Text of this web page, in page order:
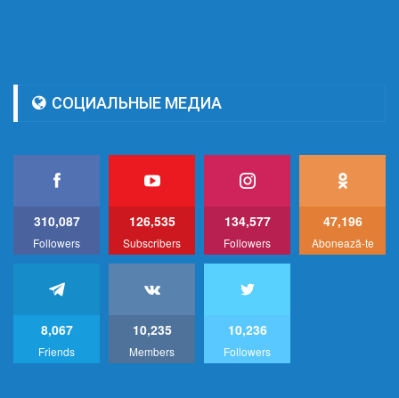
СОЦИАЛЬНЫЕ МЕДИА
310,087
Followers
126,535
Subscribers
134,577
Followers
47,196
Abonează-te
8,067
Friends
10,235
Members
10,236
Followers